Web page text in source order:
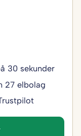
30 sekunder
27 elbolag